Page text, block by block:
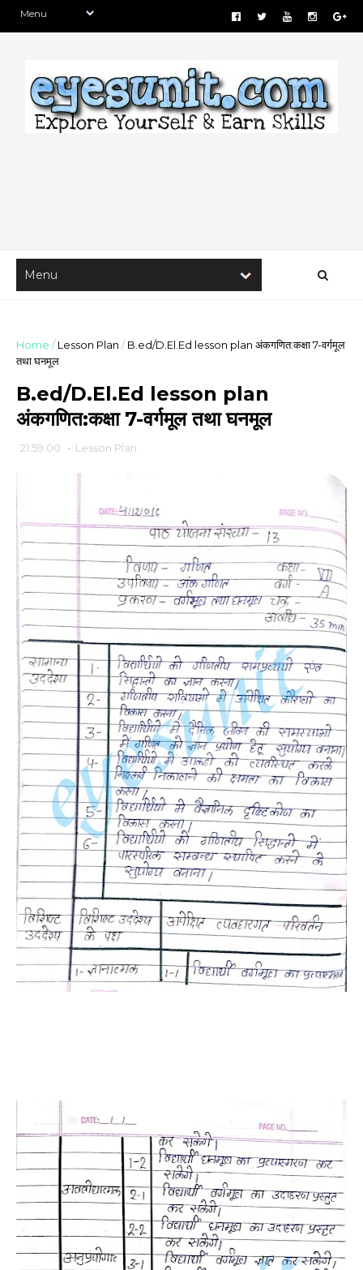
Home / Lesson Plan / B.ed/D.El.Ed lesson plan अंकगणित:कक्षा 7-वर्गमूल
तथा घनमूल
B.ed/D.El.Ed lesson plan
अंकगणित:कक्षा 7-वर्गमूल तथा घनमूल
21:59:00 - Lesson Plan